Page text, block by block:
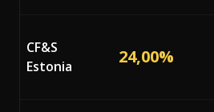
CF&S
Estonia
24,00%